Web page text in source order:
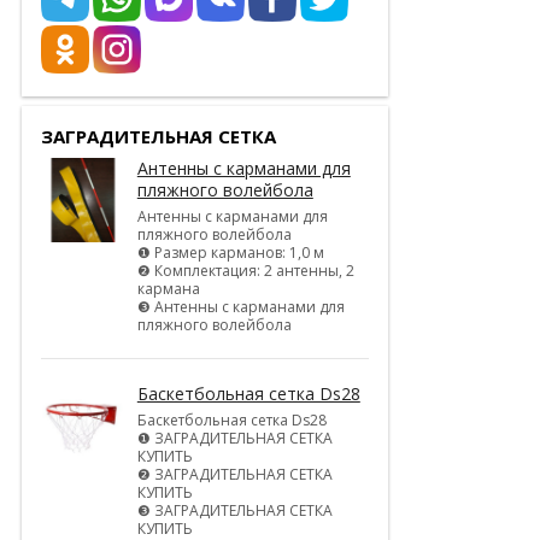
ЗАГРАДИТЕЛЬНАЯ СЕТКА
Антенны с карманами для
пляжного волейбола
Антенны с карманами для
пляжного волейбола
❶ Размер карманов: 1,0 м
❷ Комплектация: 2 антенны, 2
кармана
❸ Антенны с карманами для
пляжного волейбола
Баскетбольная сетка Ds28
Баскетбольная сетка Ds28
❶ ЗАГРАДИТЕЛЬНАЯ СЕТКА
КУПИТЬ
❷ ЗАГРАДИТЕЛЬНАЯ СЕТКА
КУПИТЬ
❸ ЗАГРАДИТЕЛЬНАЯ СЕТКА
КУПИТЬ